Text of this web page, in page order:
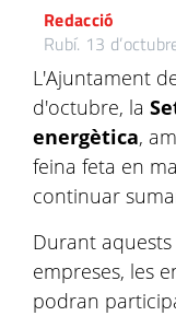
Redacció
Rubí. 13
L'Ajuntament
d'octubre, la
energètica,
feina feta en
continuar
Durant
empreses, les
podran